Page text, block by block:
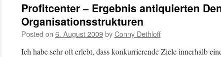
Profitcenter – Ergebnis antiquierten
Organisationsstrukturen
Posted on 6. August 2009 by Conny Dethloff
Ich habe sehr oft erlebt, dass konkurrierende Ziele innerhalb